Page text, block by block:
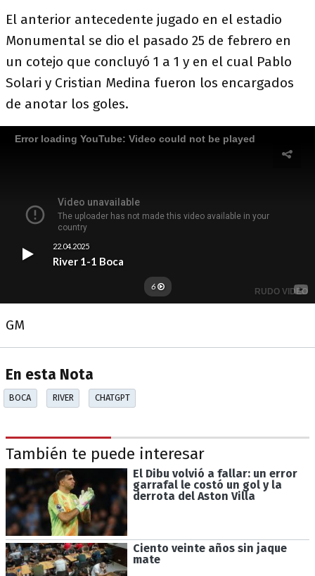
El anterior antecedente jugado en el estadio
Monumental se dio el pasado 25 de febrero en
un cotejo que concluyó 1 a 1 y en el cual Pablo
Solari y Cristian Medina fueron los encargados
de anotar los goles.
GM
En esta Nota
BOCA RIVER CHATGPT
También te puede interesar
El Dibu volvió a fallar: un error
garrafal le costó un gol y la
derrota del Aston Villa
Ciento veinte años sin jaque
mate